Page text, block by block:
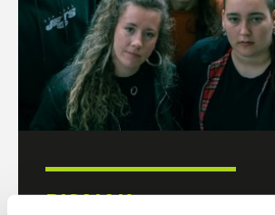
BISAIAK